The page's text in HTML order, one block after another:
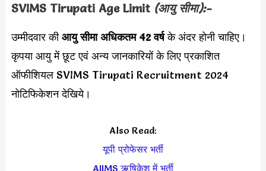
SVIMS Tirupati Age Limit (आयु सीमा):-
उम्मीदवार कीआयु सीमाअधिकतम 42 वर्षके अंदर होनी चाहिए।
कृपया आयु में छूट एवं अन्य जानकारियों के लिए प्रकाशित
ऑफीशियल SVIMS Tirupati Recruitment 2024
नोटिफिकेशन देखिये।
Also Read:
यूपी प्रोफेसर भर्ती
AIIMS ऋषिकेश में भर्ती